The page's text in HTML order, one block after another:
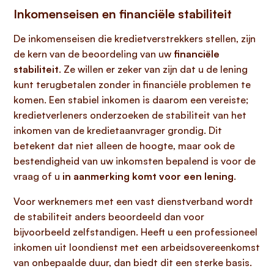
Inkomenseisen en financiële stabiliteit
De inkomenseisen die kredietverstrekkers stellen, zijn
de kern van de beoordeling van uw financiële
stabiliteit. Ze willen er zeker van zijn dat u de lening
kunt terugbetalen zonder in financiële problemen te
komen. Een stabiel inkomen is daarom een vereiste;
kredietverleners onderzoeken de stabiliteit van het
inkomen van de kredietaanvrager grondig. Dit
betekent dat niet alleen de hoogte, maar ook de
bestendigheid van uw inkomsten bepalend is voor de
vraag of u in aanmerking komt voor een lening.
Voor werknemers met een vast dienstverband wordt
de stabiliteit anders beoordeeld dan voor
bijvoorbeeld zelfstandigen. Heeft u een professioneel
inkomen uit loondienst met een arbeidsovereenkomst
van onbepaalde duur, dan biedt dit een sterke basis.